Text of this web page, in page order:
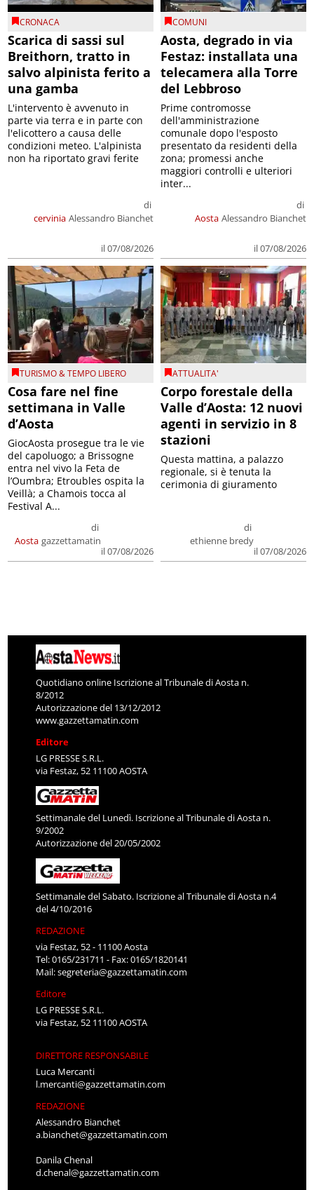
CRONACA
Scarica di sassi sul
Breithorn, tratto in
salvo alpinista ferito a
una gamba
cervinia
di
Alessandro Bianchet
il 07/08/2026
L'intervento è avvenuto in
parte via terra e in parte con
l'elicottero a causa delle
condizioni meteo. L'alpinista
non ha riportato gravi ferite
COMUNI
Aosta, degrado in via
Festaz: installata una
telecamera alla Torre
del Lebbroso
Aosta
di
Alessandro Bianchet
il 07/08/2026
Prime contromosse
dell'amministrazione
comunale dopo l'esposto
presentato da residenti della
zona; promessi anche
maggiori controlli e ulteriori
inter...
TURISMO & TEMPO LIBERO
Cosa fare nel fine
settimana in Valle
d’Aosta
Aosta
di
gazzettamatin
il 07/08/2026
GiocAosta prosegue tra le vie
del capoluogo; a Brissogne
entra nel vivo la Feta de
l’Oumbra; Etroubles ospita la
Veillà; a Chamois tocca al
Festival A...
ATTUALITA'
Corpo forestale della
Valle d’Aosta: 12 nuovi
agenti in servizio in 8
stazioni
di
ethienne bredy
il 07/08/2026
Questa mattina, a palazzo
regionale, si è tenuta la
cerimonia di giuramento
Quotidiano online Iscrizione al Tribunale di Aosta n.
8/2012
Autorizzazione del 13/12/2012
www.gazzettamatin.com
Editore
LG PRESSE S.R.L.
via Festaz, 52 11100 AOSTA
Settimanale del Lunedì. Iscrizione al Tribunale di Aosta n.
9/2002
Autorizzazione del 20/05/2002
Settimanale del Sabato. Iscrizione al Tribunale di Aosta n.4
del 4/10/2016
REDAZIONE
via Festaz, 52 - 11100 Aosta
Tel: 0165/231711 - Fax: 0165/1820141
Mail:segreteria@gazzettamatin.com
Editore
LG PRESSE S.R.L.
via Festaz, 52 11100 AOSTA
DIRETTORE RESPONSABILE
Luca Mercanti
l.mercanti@gazzettamatin.com
REDAZIONE
Alessandro Bianchet
a.bianchet@gazzettamatin.com
Danila Chenal
d.chenal@gazzettamatin.com